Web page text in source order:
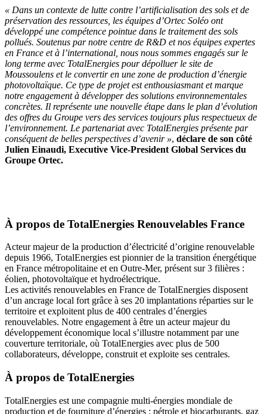
« Dans un contexte de lutte contre l’artificialisation des sols et de
préservation des ressources, les équipes d’Ortec Soléo ont
développé une compétence pointue dans le traitement des sols
pollués. Soutenus par notre centre de R&D et nos équipes expertes
en France et à l’international, nous nous sommes engagés sur le
long terme avec TotalEnergies pour dépolluer le site de
Moussoulens et le convertir en une zone de production d’énergie
photovoltaïque. Ce type de projet est enthousiasmant et marque
notre engagement à développer des solutions environnementales
concrètes. Il représente une nouvelle étape dans le plan d’évolution
des offres du Groupe vers des services toujours plus respectueux de
l’environnement. Le partenariat avec TotalEnergies présente par
conséquent de belles perspectives d’avenir », déclare de son côté
Julien Einaudi, Executive Vice-President Global Services du
Groupe Ortec.
À propos de TotalEnergies Renouvelables France
Acteur majeur de la production d’électricité d’origine renouvelable
depuis 1966, TotalEnergies est pionnier de la transition énergétique
en France métropolitaine et en Outre-Mer, présent sur 3 filières :
éolien, photovoltaïque et hydroélectrique.
Les activités renouvelables en France de TotalEnergies disposent
d’un ancrage local fort grâce à ses 20 implantations réparties sur le
territoire et exploitent plus de 400 centrales d’énergies
renouvelables. Notre engagement à être un acteur majeur du
développement économique local s’illustre notamment par une
couverture territoriale, où TotalEnergies avec plus de 500
collaborateurs, développe, construit et exploite ses centrales.
À propos de TotalEnergies
TotalEnergies est une compagnie multi-énergies mondiale de
production et de fourniture d’énergies : pétrole et biocarburants, gaz